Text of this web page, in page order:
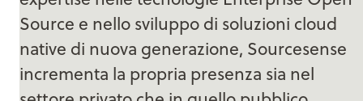
Source e nello sviluppo di soluzioni cloud
native di nuova generazione, Sourcesense
incrementa la propria presenza sia nel